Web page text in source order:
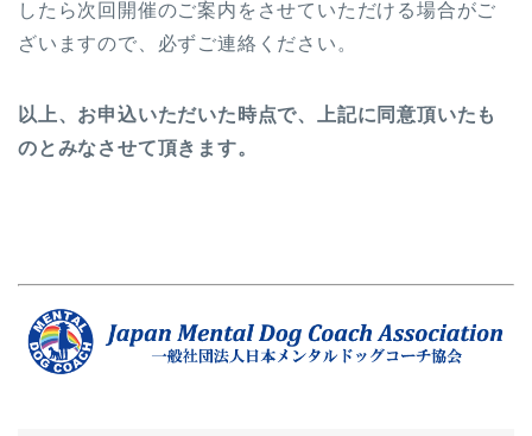
したら次回開催のご案内をさせていただける場合がご
ざいますので、必ずご連絡ください。
以上、お申込いただいた時点で、上記に同意頂いたも
のとみなさせて頂きます。